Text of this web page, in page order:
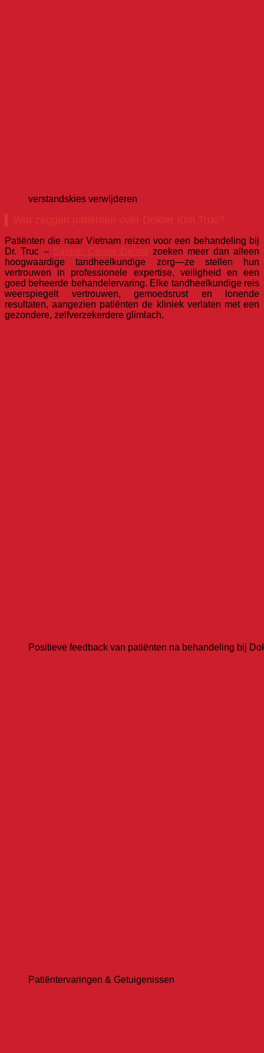
verstandskies verwijderen
Patiënten die naar Vietnam reizen voor een behandeling bij
Dr. Truc –
zoeken meer dan alleen
hoogwaardige tandheelkundige zorg—ze stellen hun
vertrouwen in professionele expertise, veiligheid en een
goed beheerde behandelervaring. Elke tandheelkundige reis
weerspiegelt vertrouwen, gemoedsrust en lonende
resultaten, aangezien patiënten de kliniek verlaten met een
gezondere, zelfverzekerdere glimlach.
Positieve feedback van patiënten na behandeling bij
Patiëntervaringen & Getuigenissen